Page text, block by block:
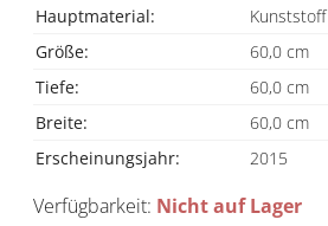
Hauptmaterial:
Kunststoff
Größe:
60,0 cm
Tiefe:
60,0 cm
Breite:
60,0 cm
Erscheinungsjahr:
2015
Verfügbarkeit: Nicht auf Lager